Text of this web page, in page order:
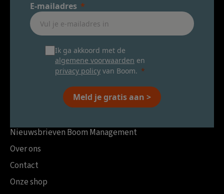
E-mailadres
Ik ga akkoord met de
algemene voorwaarden en
privacy policy van Boom.
Meld je gratis aan >
Nieuwsbrieven Boom Management
Over ons
Contact
Onze shop